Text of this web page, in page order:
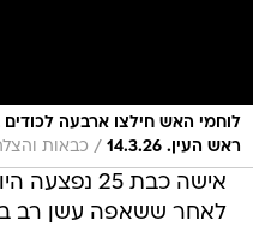
לוחמי האש חילצו ארבעה
ראש העין. 14.3.26
/ כבאות
אישה כבת 25
לאחר ששאפה עשן רב